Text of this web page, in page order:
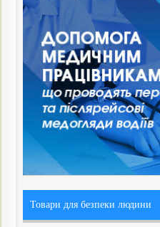
Товари для безпеки людини